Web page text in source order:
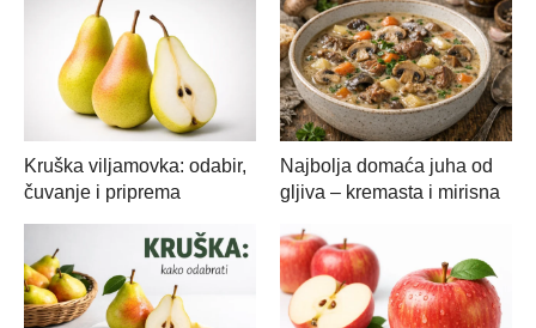
Kruška viljamovka: odabir,
čuvanje i priprema
Najbolja domaća juha od
gljiva – kremasta i mirisna